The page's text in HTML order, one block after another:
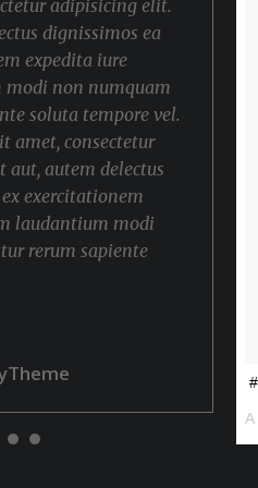
adipisicing elit.
dignissimos ea
expedita iure
non numquam
soluta tempore vel.
amet, consectetur
autem delectus
exercitationem
laudantium modi
rerum sapiente
A